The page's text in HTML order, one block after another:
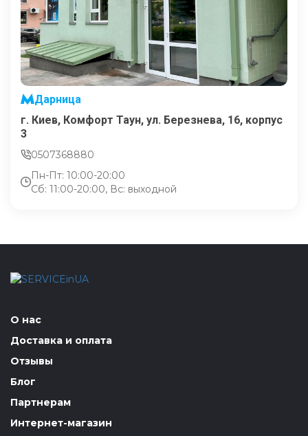
Дарница
г. Киев, Комфорт Таун, ул. Березнева, 16, корпус
3
0507368880
Пн-Пт: 10:00-20:00
Сб: 11:00-20:00, Вс: выходной
О нас
Доставка и оплата
Отзывы
Блог
Партнерам
Интернет-магазин